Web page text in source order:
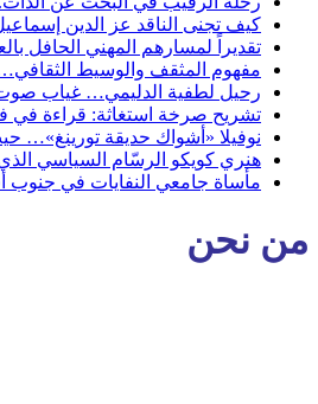
كيف تجنى الناقد عز الدين
تقديراً لمسارهم المهني الحافل
مفهوم المثقف والوسيط
رحيل لطفية الدليمي… غياب صوت
تشريح صرخة استغاثة: قراءة
نوفيلا «أشواك حديقة تورينغ»…
هنري كويكو الرسّام السياسي الذي
مأساة جامعي النفايات في جنوب
من نحن